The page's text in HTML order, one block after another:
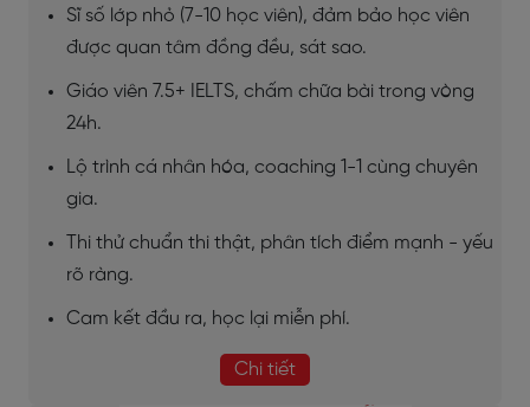
Sĩ số lớp nhỏ (7-10 học viên), đảm bảo học viên
được quan tâm đồng đều, sát sao.
Giáo viên 7.5+ IELTS, chấm chữa bài trong vòng
24h.
Lộ trình cá nhân hóa, coaching 1-1 cùng chuyên
gia.
Thi thử chuẩn thi thật, phân tích điểm mạnh - yếu
rõ ràng.
Cam kết đầu ra, học lại miễn phí.
Chi tiết